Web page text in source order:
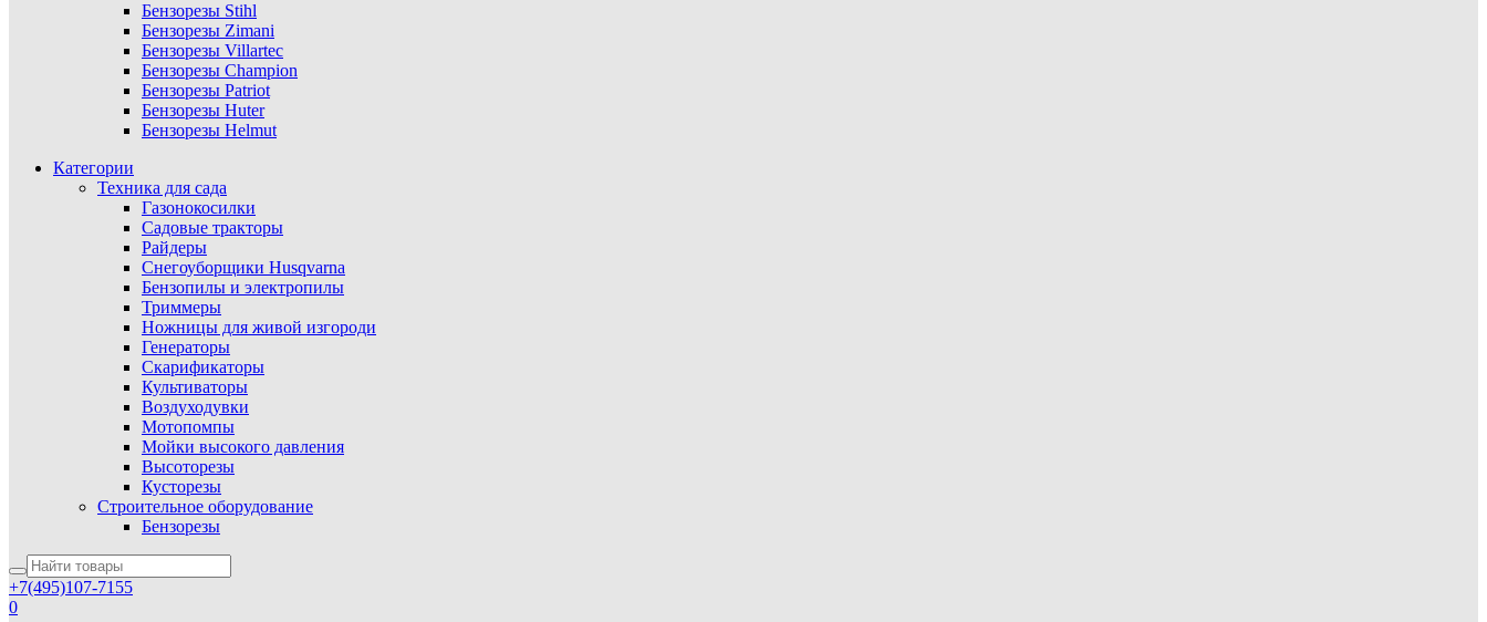
Бензорезы Stihl
Бензорезы Zimani
Бензорезы Villartec
Бензорезы Champion
Бензорезы Patriot
Бензорезы Huter
Бензорезы Helmut
Категории
Техника для сада
Газонокосилки
Садовые тракторы
Райдеры
Снегоуборщики Husqvarna
Бензопилы и электропилы
Триммеры
Ножницы для живой изгороди
Генераторы
Скарификаторы
Культиваторы
Воздуходувки
Мотопомпы
Мойки высокого давления
Высоторезы
Кусторезы
Строительное оборудование
Бензорезы
+7(495)107-7155
0